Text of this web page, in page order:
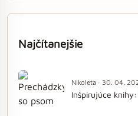
Najčítanejšie
Nikoleta · 30. 04.
Inšpirujúce